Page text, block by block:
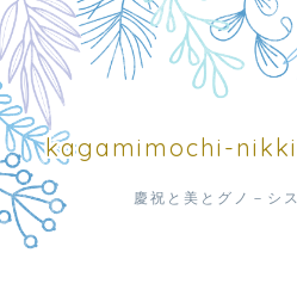
kagamimochi-nikki
慶祝と美とグノ－シ